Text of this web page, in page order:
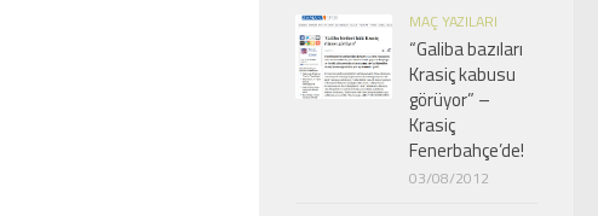
MAÇ YAZILARI
“Galiba bazıları
Krasiç kabusu
görüyor” –
Krasiç
Fenerbahçe’de!
03/08/2012